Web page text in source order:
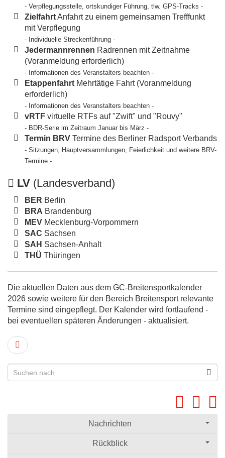
- Verpflegungsstelle, ortskundiger Führung, tlw. GPS-Tracks -
ZielfahrtAnfahrt zu einem gemeinsamen Trefffunkt
mit Verpflegung
- Individuelle Streckenführung -
Jedermannrennen Radrennen mit Zeitnahme
(Voranmeldung erforderlich)
- Informationen des Veranstalters beachten -
Etappenfahrt Mehrtätige Fahrt (Voranmeldung
erforderlich)
- Informationen des Veranstalters beachten -
vRTF virtuelle RTFs auf "Zwift" und "Rouvy"
- BDR-Serie im Zeitraum Januar bis März -
Termin BRV Termine des Berliner Radsport Verbands
- Sitzungen, Hauptversammlungen, Feierlichkeit und weitere BRV-
Termine -
LV (Landesverband)
BER Berlin
BRA Brandenburg
MEV Mecklenburg-Vorpommern
SAC Sachsen
SAH Sachsen-Anhalt
THÜ Thüringen
Die aktuellen Daten aus dem GC-Breitensportkalender
2026 sowie weitere für den Bereich Breitensport relevante
Termine sind eingepflegt. Der Kalender wird fortlaufend -
bei eventuellen späteren Änderungen - aktualisiert.
Nachrichten
Rückblick